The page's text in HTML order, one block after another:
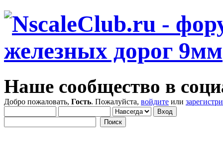
Наше сообщество в
Добро пожаловать, Гость. Пожалуйста, войдите или